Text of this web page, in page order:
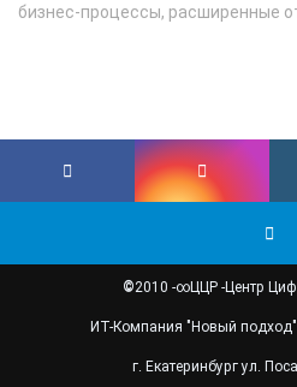
бизнес-процессы, расширенные
©2010 -∞ЦЦР -Центр
ИТ-Компания "Новый подход"
г. Екатеринбург ул.